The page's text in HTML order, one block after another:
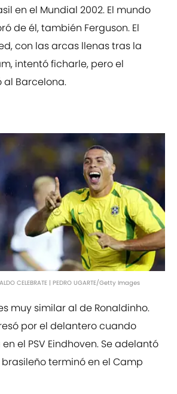
en el Mundial 2002. El mundo
de él, también Ferguson. El
con las arcas llenas tras la
intentó ficharle, pero el
Barcelona.
CELEBRATE | PEDRO UGARTE/Getty Images
muy similar al de Ronaldinho.
por el delantero cuando
el PSV Eindhoven. Se adelantó
terminó en el Camp